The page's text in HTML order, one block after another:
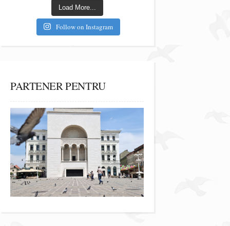
Load More...
Follow on Instagram
PARTENER PENTRU